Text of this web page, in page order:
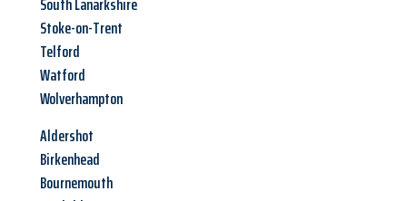
Stoke-on-Trent
Telford
Watford
Wolverhampton
Aldershot
Birkenhead
Bournemouth